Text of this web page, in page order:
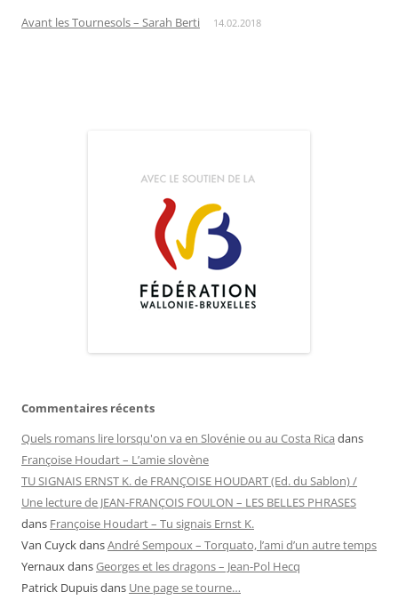
Avant les Tournesols – Sarah Berti 14.02.2018
Commentaires récents
Quels romans lire lorsqu'on va en Slovénie ou au Costa Rica dans
Françoise Houdart – L’amie slovène
TU SIGNAIS ERNST K. de FRANÇOISE HOUDART (Ed. du Sablon) /
Une lecture de JEAN-FRANÇOIS FOULON – LES BELLES PHRASES
dans Françoise Houdart – Tu signais Ernst K.
Van CuyckdansAndré Sempoux – Torquato, l’ami d’un autre temps
YernauxdansGeorges et les dragons – Jean-Pol Hecq
Patrick Dupuisdans Une page se tourne…